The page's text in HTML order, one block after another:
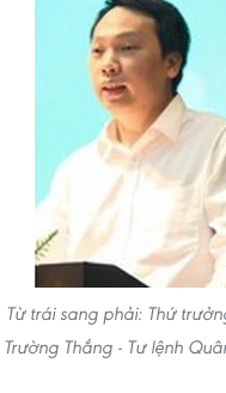
Từ trái sang phải: Thứ
Trường Thắng - Tư lệnh